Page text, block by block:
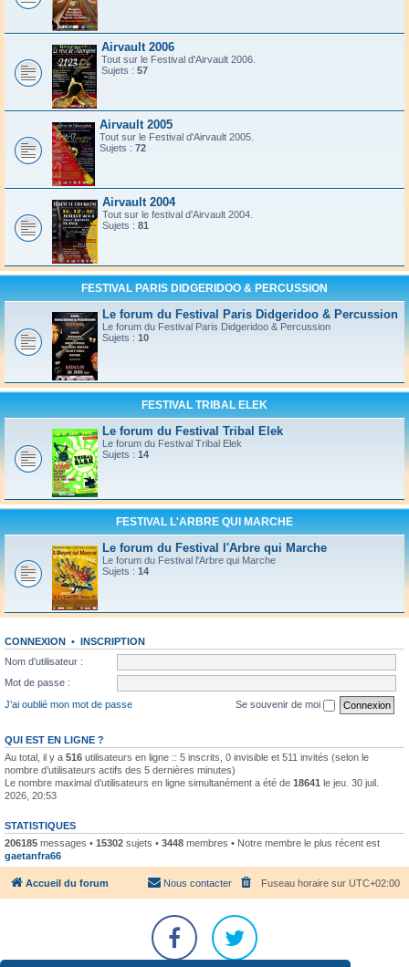
Airvault 2006
Tout sur le Festival d'Airvault 2006.
Sujets : 57
Airvault 2005
Tout sur le Festival d'Airvault 2005.
Sujets : 72
Airvault 2004
Tout sur le festival d'Airvault 2004.
Sujets : 81
FESTIVAL PARIS DIDGERIDOO & PERCUSSION
Le forum du Festival Paris Didgeridoo & Percussion
Le forum du Festival Paris Didgeridoo & Percussion
Sujets : 10
FESTIVAL TRIBAL ELEK
Le forum du Festival Tribal Elek
Le forum du Festival Tribal Elek
Sujets : 14
FESTIVAL L'ARBRE QUI MARCHE
Le forum du Festival l'Arbre qui Marche
Le forum du Festival l'Arbre qui Marche
Sujets : 14
CONNEXION • INSCRIPTION
Nom d’utilisateur :
Mot de passe :
J’ai oublié mon mot de passe
Se souvenir de moi
QUI EST EN LIGNE ?
Au total, il y a 516 utilisateurs en ligne :: 5 inscrits, 0 invisible et 511 invités (selon le
nombre d’utilisateurs actifs des 5 dernières minutes)
Le nombre maximal d’utilisateurs en ligne simultanément a été de 18641 le jeu. 30 juil.
2026, 20:53
STATISTIQUES
206185 messages • 15302 sujets • 3448 membres • Notre membre le plus récent est
gaetanfra66
Accueil du forum Fuseau horaire sur UTC+02:00
Nous contacter